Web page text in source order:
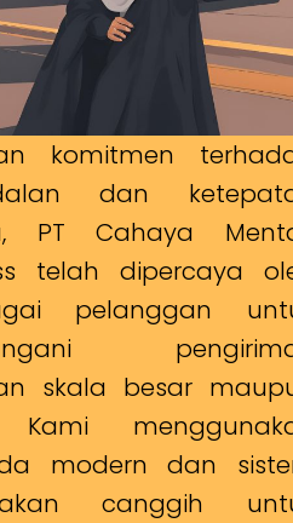
komitmen
dan
PT Cahaya
telah dipercaya
pelanggan
skala besar
Kami
modern dan
canggih